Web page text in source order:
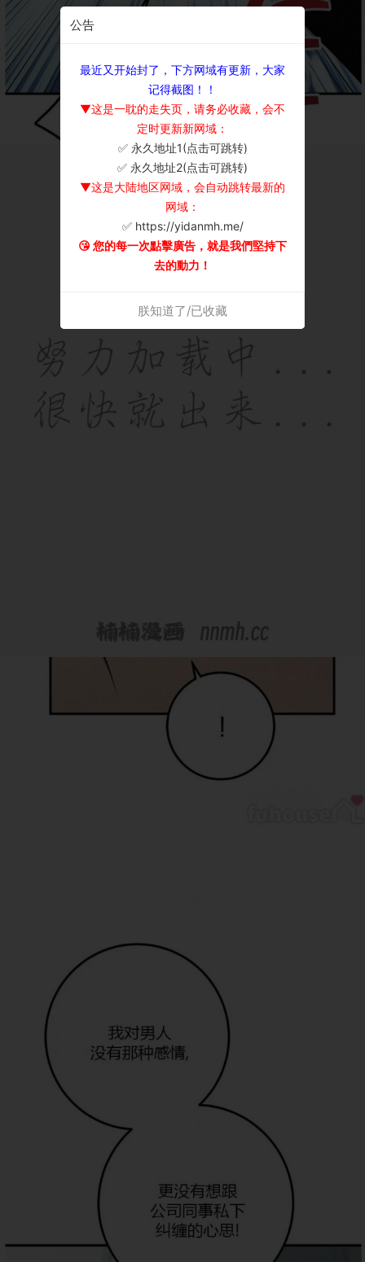
公告
最近又开始封了，下方网域有更新，大家
记得截图！！
▼这是一耽的走失页，请务必收藏，会不
定时更新新网域：
✅ 永久地址1(点击可跳转)
✅ 永久地址2(点击可跳转)
▼这是大陆地区网域，会自动跳转最新的
网域：
✅ https://yidanmh.me/
😘 您的每一次點擊廣告，就是我們堅持下
去的動力！
朕知道了/已收藏